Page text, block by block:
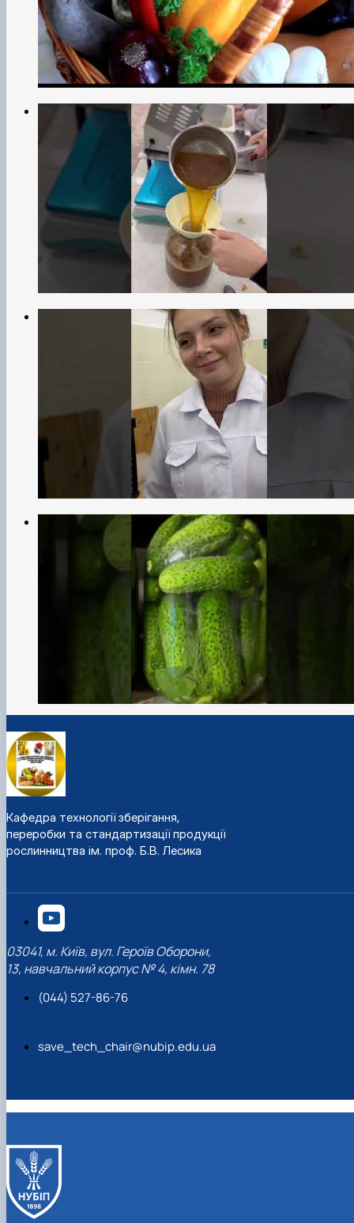
Кафедра технології зберігання,
переробки та стандартизації продукції
рослинництва ім. проф. Б.В. Лесика
03041, м. Київ, вул. Героїв Оборони,
13, навчальний корпус № 4, кімн. 78
(044) 527-86-76
save_tech_chair@nubip.edu.ua